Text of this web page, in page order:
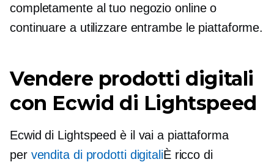
completamente al tuo negozio online o
continuare a utilizzare entrambe le piattaforme.
Vendere prodotti digitali
con Ecwid di Lightspeed
Ecwid di Lightspeed è il vai a piattaforma
per vendita di prodotti digitaliÈ ricco di